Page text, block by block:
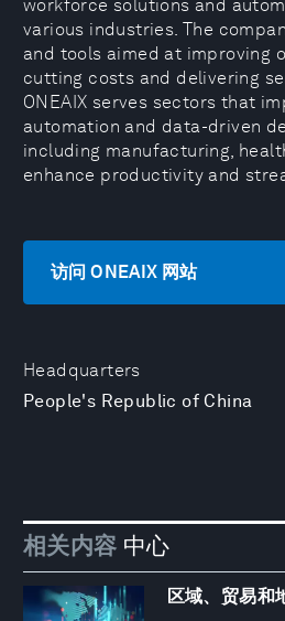
Headquarters
People's Republic of China
workforce solutions and
various industries. The
and tools aimed at improving
cutting costs and delivering
ONEAIX serves sectors that
automation and data-driven
including manufacturing,
enhance productivity and
访问 ONEAIX 网站
相关内容 中心
区域、贸易和